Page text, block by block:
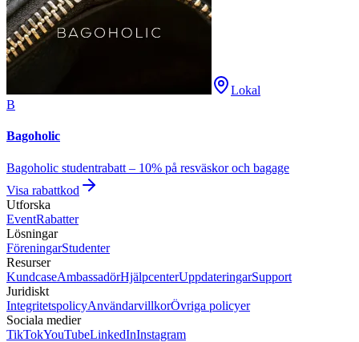
Lokal
B
Bagoholic
Bagoholic studentrabatt – 10% på resväskor och bagage
Visa rabattkod
Utforska
EventRabatter
Lösningar
FöreningarStudenter
Resurser
KundcaseAmbassadörHjälpcenterUppdateringarSupport
Juridiskt
IntegritetspolicyAnvändarvillkorÖvriga policyer
Sociala medier
TikTokYouTubeLinkedInInstagram